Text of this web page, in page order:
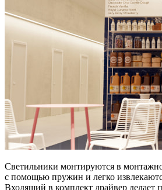
Светильники монтируются в
с помощью пружин и легко
Входящий в комплект драйвер делает